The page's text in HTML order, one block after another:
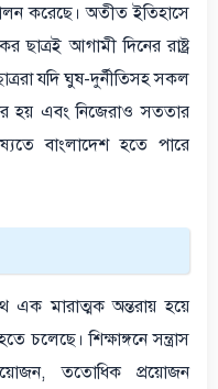
করেছে। অতীত ইতিহাসে
আগামী দিনের রাষ্ট্র
যদি ঘুষ-দুর্নীতিসহ সকল
হয় এবং নিজেরাও সততার
বাংলাদেশ হতে পারে
এক মারাত্মক অন্তরায় হয়ে
চলেছে। শিক্ষাঙ্গনে সন্ত্রাস
ততোধিক প্রয়োজন